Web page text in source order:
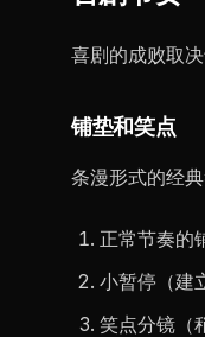
喜剧的成败取决
铺垫和笑点
条漫形式的经典
正常节奏的
小暂停（建
笑点分镜（